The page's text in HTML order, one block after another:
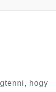
hogy